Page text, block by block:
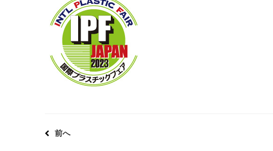
前へ